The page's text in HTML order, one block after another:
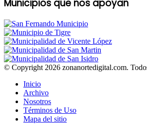
Municipios que nos apoyan
© Copyright 2026 zonanortedigital.com.
Inicio
Archivo
Nosotros
Términos de Uso
Mapa del sitio